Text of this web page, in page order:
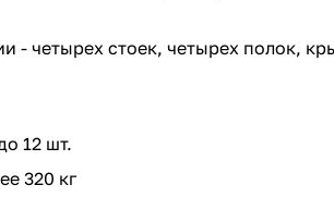
- четырех стоек, четырех полок,
12 шт.
320 кг